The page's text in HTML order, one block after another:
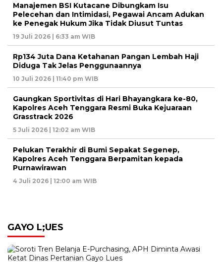
Manajemen BSI Kutacane Dibungkam Isu
Pelecehan dan Intimidasi, Pegawai Ancam Adukan
ke Penegak Hukum Jika Tidak Diusut Tuntas
19 Juli 2026 | 6:33 am WIB
Rp134 Juta Dana Ketahanan Pangan Lembah Haji
Diduga Tak Jelas Penggunaannya
10 Juli 2026 | 11:40 pm WIB
Gaungkan Sportivitas di Hari Bhayangkara ke-80,
Kapolres Aceh Tenggara Resmi Buka Kejuaraan
Grasstrack 2026
5 Juli 2026 | 12:02 am WIB
Pelukan Terakhir di Bumi Sepakat Segenep,
Kapolres Aceh Tenggara Berpamitan kepada
Purnawirawan
4 Juli 2026 | 12:00 am WIB
GAYO L;UES